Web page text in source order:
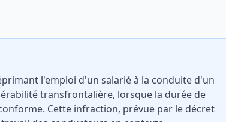
l'emploi d'un salarié à la conduite d'un
transfrontalière, lorsque la durée de
Cette infraction, prévue par le décret